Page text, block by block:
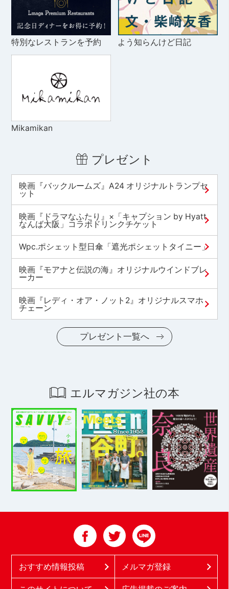
特別なレストランを予約 よう知らんけど日記
Mikamikan
プレゼント
映画『バックルームズ』A24 オリジナルトランプセ
ット
映画『ドラマなふたり』×「キャプション by Hyatt
なんば大阪」コラボドリンクチケット
Wpc.ポシェット型日傘「遮光ポシェットタイニー」
映画『モアナと伝説の海』オリジナルウインドブレ
ーカー
映画『レディ・オア・ノット2』オリジナルスマホ
チェーン
プレゼント一覧へ
エルマガジン社の本
おすすめ情報投稿 メルマガ登録